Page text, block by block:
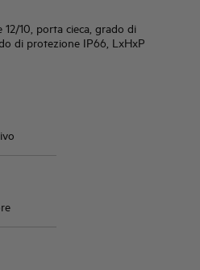
12/10, porta cieca, grado di
di protezione IP66, LxHxP